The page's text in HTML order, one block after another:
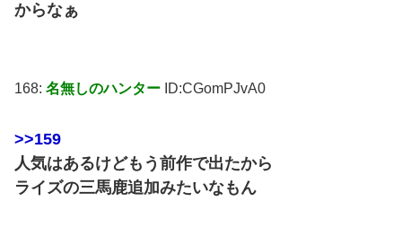
からなぁ
168: 名無しのハンター ID:CGomPJvA0
>>159
人気はあるけどもう前作で出たから
ライズの三馬鹿追加みたいなもん